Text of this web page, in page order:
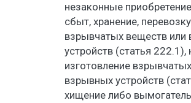
незаконные
сбыт, хранение,
взрывчатых веществ или
устройств (статья 222.1),
изготовление
взрывных устройств
хищение либо